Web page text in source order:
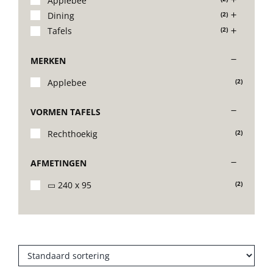
Stoelen
Tafels
Barset
Deck Chairs + voetbanken
Ligbedden
Dining (2)
Tafels (2)
MERKEN
Applebee
(2)
VORMEN TAFELS
Rechthoekig
(2)
AFMETINGEN
▭ 240 x 95
(2)